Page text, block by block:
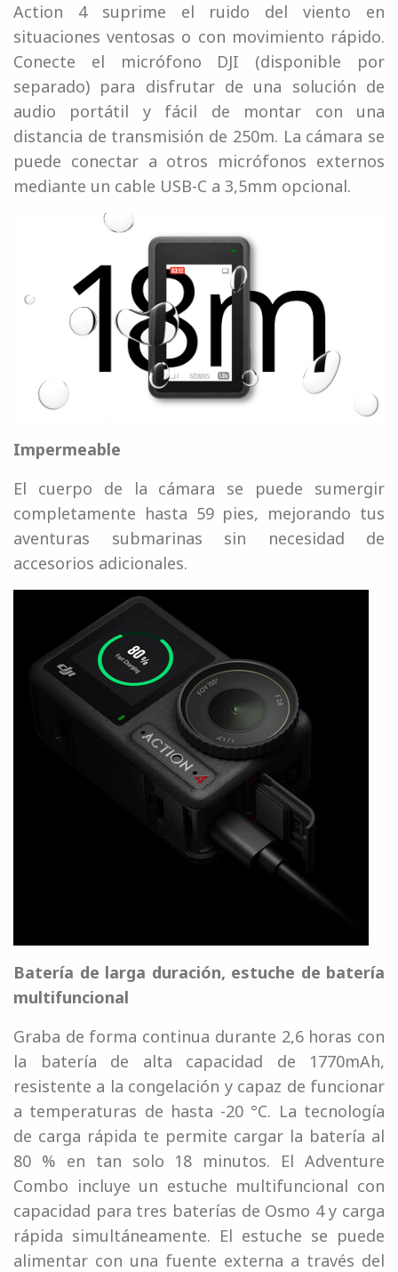
Action 4 suprime el ruido del viento en
situaciones ventosas o con movimiento rápido.
Conecte el micrófono DJI (disponible por
separado) para disfrutar de una solución de
audio portátil y fácil de montar con una
distancia de transmisión de 250m. La cámara se
puede conectar a otros micrófonos externos
mediante un cable USB-C a 3,5mm opcional.
Impermeable
El cuerpo de la cámara se puede sumergir
completamente hasta 59 pies, mejorando tus
aventuras submarinas sin necesidad de
accesorios adicionales.
Batería de larga duración, estuche de batería
multifuncional
Graba de forma continua durante 2,6 horas con
la batería de alta capacidad de 1770mAh,
resistente a la congelación y capaz de funcionar
a temperaturas de hasta -20 °C. La tecnología
de carga rápida te permite cargar la batería al
80 % en tan solo 18 minutos. El Adventure
Combo incluye un estuche multifuncional con
capacidad para tres baterías de Osmo 4 y carga
rápida simultáneamente. El estuche se puede
alimentar con una fuente externa a través del